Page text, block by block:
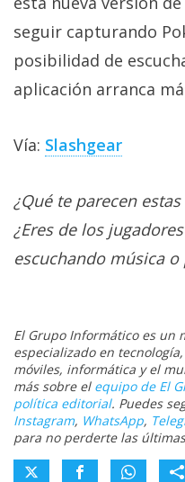
seguir capturando
posibilidad de
aplicación arranca
Vía: Slashgear
¿Qué te parecen
¿Eres de los
escuchando música o
El Grupo Informático es un
especializado en
móviles, informática y el
más sobre el equipo de El
política editorial. Puedes
Instagram, WhatsApp,
para no perderte las